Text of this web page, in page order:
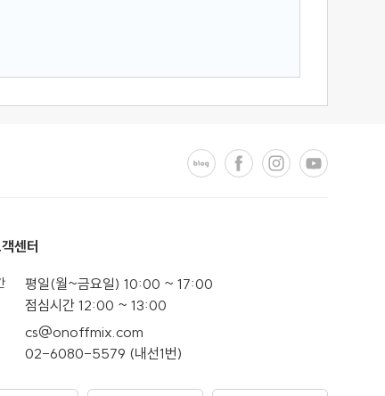
센터
평일(월~금요일) 10:00 ~ 17:00
점심시간 12:00 ~ 13:00
cs@onoffmix.com
02-6080-5579 (내선1번)